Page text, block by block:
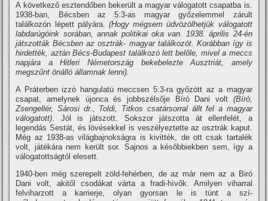
A következő esztendőben bekerült a magyar válogatott csapatba is.
1938-ban, Bécsben az 5:3-as magyar győzelemmel zárult
találkozón lépett pályára. (Hogy mégsem üdvözölhetjük válogatott
labdarúgóink sorában, annak politikai oka van. 1938. április 24-én
játszották Bécsben az osztrák- magyar találkozót. Korábban í­gy is
hirdették, aztán Bécs-Budapest találkozó lett belőle, mivel a meccs
napjára a Hitleri Németország bekebelezte Ausztriát, amely
megszűnt önálló államnak lenni).
A Práterben izzó hangulatú meccsen 5:3-ra győzött az a magyar
csapat, amelynek újonca és jobbszélsője Bí­ró Dani volt (Bí­ró,
Zsengellér, Sárosi dr., Toldi, Titkos csatársorral állt fel a magyar
válogatott). Jól is játszott. Sokszor játszotta át ellenfelét, a
legendás Sestát, és lövésekkel is veszélyeztette az osztrák kaput.
Még az 1938-as világbajnokságra is kivitték, de ott csak tartalék
volt, játékára nem került sor. Sajnos a későbbiekben sem, í­gy a
válogatottságtól elesett.
1940-ben még szerepelt zöld-fehérben, de az már nem az a Biró
Dani volt, akitől csodákat várta a fradi-hí­vők. Amilyen viharral
felviharzott a karrierje, olyan gyorsan le is tünt a szí­